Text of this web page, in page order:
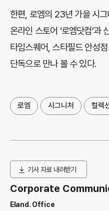
한편, 로엠의 23년 가을 시
온라인 스토어 ’로엠닷컴’과
타임스퀘어, 스타필드 안성
단독으로 만나 볼 수 있다.
로엠 시그니처 컬렉
기사 자료 내려받기
Corporate
Eland. Office